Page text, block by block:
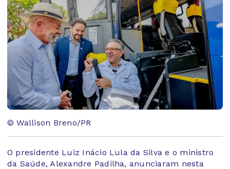
© Wallison Breno/PR
O presidente Luiz Inácio Lula da Silva e o ministro
da Saúde, Alexandre Padilha, anunciaram nesta